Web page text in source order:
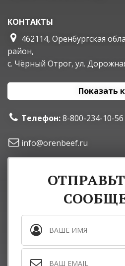
КОНТАКТЫ
462114, Оренбургская
район,
с. Чёрный Отрог, ул.
Показать
Телефон:8-800-234-10-56
info@orenbeef.ru